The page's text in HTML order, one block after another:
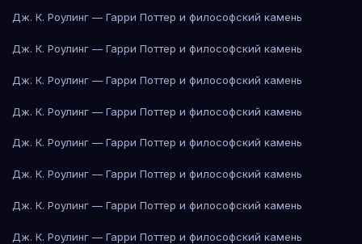
Дж. К. Роулинг — Гарри Поттер и философский камень
Дж. К. Роулинг — Гарри Поттер и философский камень
Дж. К. Роулинг — Гарри Поттер и философский камень
Дж. К. Роулинг — Гарри Поттер и философский камень
Дж. К. Роулинг — Гарри Поттер и философский камень
Дж. К. Роулинг — Гарри Поттер и философский камень
Дж. К. Роулинг — Гарри Поттер и философский камень
Дж. К. Роулинг — Гарри Поттер и философский камень